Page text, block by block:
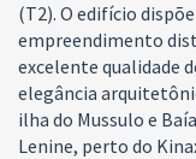
(T2). O edifício
empreendimento
excelente qualidade
elegância
ilha do Mussulo e
Lenine, perto do